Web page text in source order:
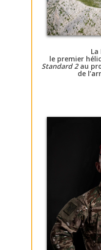
La
le premier
Standard 2au
de